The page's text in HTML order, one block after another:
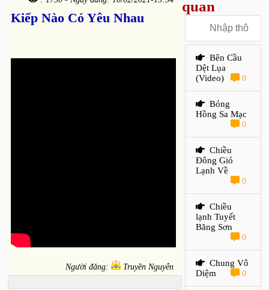
Kiếp Nào Có Yêu Nhau
Người đăng: Truyền Nguyễn
quan
Bên Cầu
Dệt Lụa
(Video)
0
Bóng
Hồng Sa Mạc
0
Chiều
Đông Gió
Lạnh Về
0
Chiều
lạnh Tuyết
Băng Sơn
0
Chung Vô
Diệm
0